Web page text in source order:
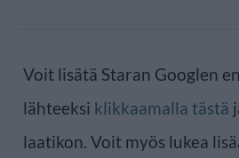
Voit lisätä Staran Googlen
lähteeksi klikkaamalla tästä
laatikon. Voit myös lukea